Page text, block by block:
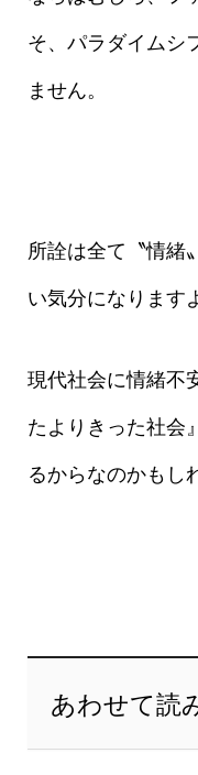
そ、パラダイムシ
ません。
所詮は全て〝情緒
い気分になります
現代社会に情緒不
たよりきった社会
るからなのかもし
あわせて読